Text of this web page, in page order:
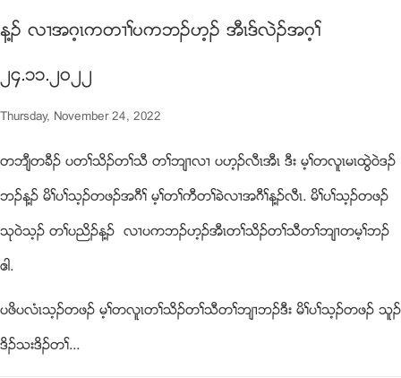
န႔ဥ လ႕အဂ့ၚကတ႕ႈပကဘဥဟ့ဥ အီၚဒ္လဲဥအဂ့ႈ
၂၄.၁၁.၂၀၂၂
Thursday, November 24, 2022
တဘ်ီတခီဥ ပတႈသိဥတႈသီ တႈဘ်႕လ႕ ပဟ့ဥလီၚအီၚ ဒီး မ့ႈတလူၚမၚထြဲ၀ဲဒဥ
ဘဥန႔ဥ မိႈပႈသ့ဥတဖဥအဂီႈ မ့ႈတႈကီတႈခဲလ႕အဂီႈန႔ဥလီၚ. မိႈပႈသ့ဥတဖဥ
သု၀ဲသ့ဥ တႈပညိဥန႔ဥ လ႕ပကဘဥဟ့ဥအီၚတႈသိဥတႈသီတႈဘ်႕တမ့ႈဘဥ
ဧါ.
ပဖိပလံၚသ့ဥတဖဥ မ့ႈတလူၚတႈသိဥတႈသီတႈဘ်႕ဘဥဒီး မိႈပႈသ့ဥတဖဥ သူဥ
ဒိဥသးဒိဥတႈ...